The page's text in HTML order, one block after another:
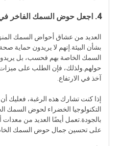
4. اجعل حوض السمك الفاخر في منزلك صديقًا للبيئة
العديد من عشاق أحواض السمك
بشأن البيئة.إنهم لا يريدون حماية
السمك الخاصة بهم فحسب، بل
حولهم.ولذلك، فإن الطلب على
آخذ في الارتفاع.
إذا كنت تشارك هذه الرغبة، فعليك
التكنولوجيا الخضراء لحوض السمك
بالجودة.تعمل أيضًا العديد من
على تحسين جمال حوض السمك